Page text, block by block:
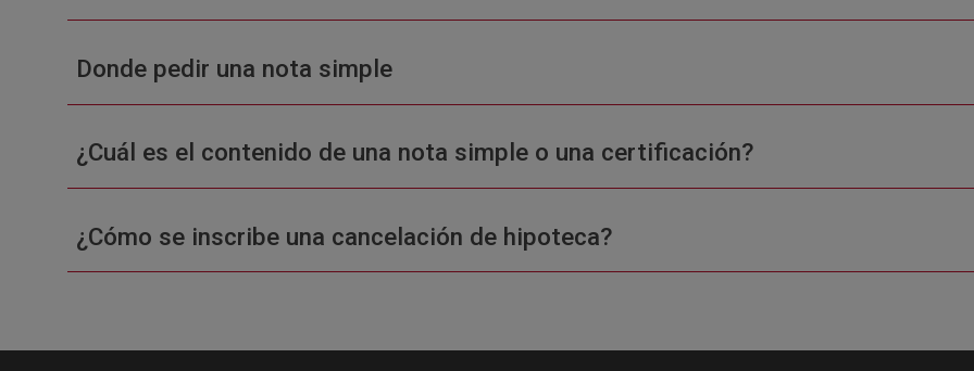
Donde pedir una nota simple
¿Cuál es el contenido de una nota simple o una certificación?
¿Cómo se inscribe una cancelación de hipoteca?